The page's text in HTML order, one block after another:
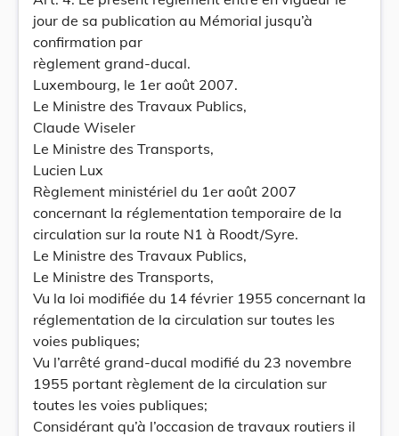
jour de sa publication au Mémorial jusqu’à
confirmation par
règlement grand-ducal.
Luxembourg, le 1er août 2007.
Le Ministre des Travaux Publics,
Claude Wiseler
Le Ministre des Transports,
Lucien Lux
Règlement ministériel du 1er août 2007
concernant la réglementation temporaire de la
circulation sur la route N1 à Roodt/Syre.
Le Ministre des Travaux Publics,
Le Ministre des Transports,
Vu la loi modifiée du 14 février 1955 concernant la
réglementation de la circulation sur toutes les
voies publiques;
Vu l’arrêté grand-ducal modifié du 23 novembre
1955 portant règlement de la circulation sur
toutes les voies publiques;
Considérant qu’à l’occasion de travaux routiers il